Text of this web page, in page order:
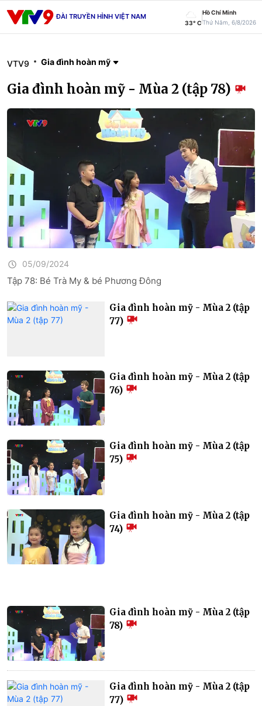
ĐÀI TRUYỀN HÌNH VIỆT NAM
33° C
Hồ Chí Minh
Thứ Năm, 6/8/2026
VTV9 Gia đình hoàn mỹ
Gia đình hoàn mỹ - Mùa 2 (tập 78)
05/09/2024
Tập 78: Bé Trà My & bé Phương Đông
Gia đình hoàn mỹ - Mùa 2 (tập
77)
Gia đình hoàn mỹ - Mùa 2 (tập
76)
Gia đình hoàn mỹ - Mùa 2 (tập
75)
Gia đình hoàn mỹ - Mùa 2 (tập
74)
Gia đình hoàn mỹ - Mùa 2 (tập
78)
Gia đình hoàn mỹ - Mùa 2 (tập
77)